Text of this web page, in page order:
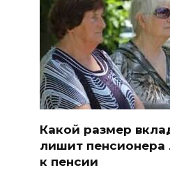
Какой размер
лишит пенсионера
к пенсии